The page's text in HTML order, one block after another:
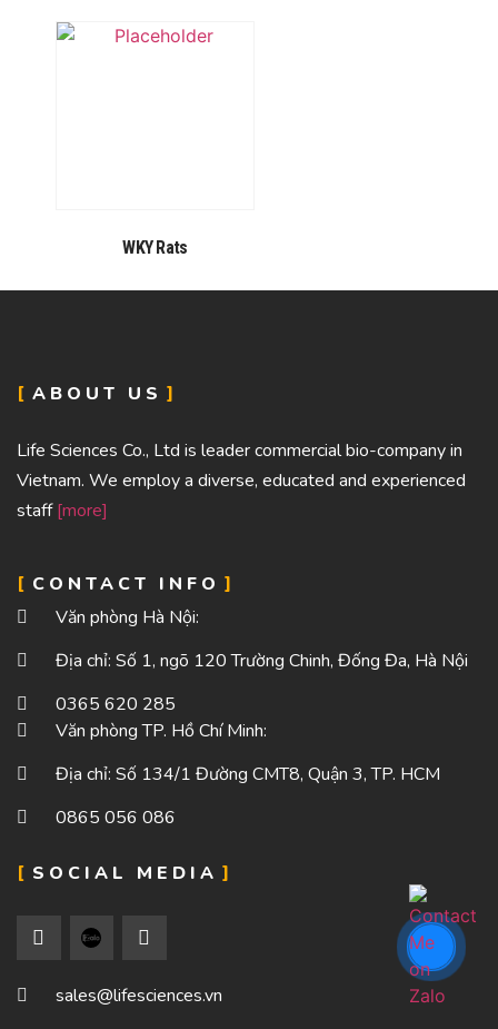
WKY Rats
ABOUT US
Life Sciences Co., Ltd is leader commercial bio-company in
Vietnam. We employ a diverse, educated and experienced
staff[more]
CONTACT INFO
Văn phòng Hà Nội:
Địa chỉ: Số 1, ngõ 120 Trường Chinh, Đống Đa, Hà Nội
0365 620 285
Văn phòng TP. Hồ Chí Minh:
Địa chỉ: Số 134/1 Đường CMT8, Quận 3, TP. HCM
0865 056 086
SOCIAL MEDIA
sales@lifesciences.vn